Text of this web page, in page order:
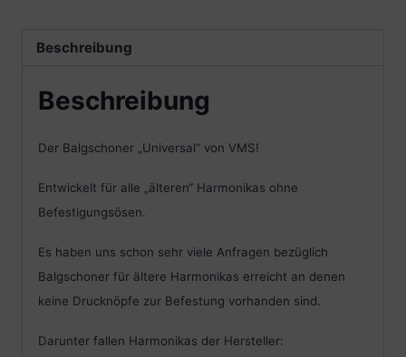
Beschreibung
Beschreibung
Der Balgschoner „Universal“ von VMS!
Entwickelt für alle „älteren“ Harmonikas ohne
Befestigungsösen.
Es haben uns schon sehr viele Anfragen bezüglich
Balgschoner für ältere Harmonikas erreicht an denen
keine Drucknöpfe zur Befestung vorhanden sind.
Darunter fallen Harmonikas der Hersteller: